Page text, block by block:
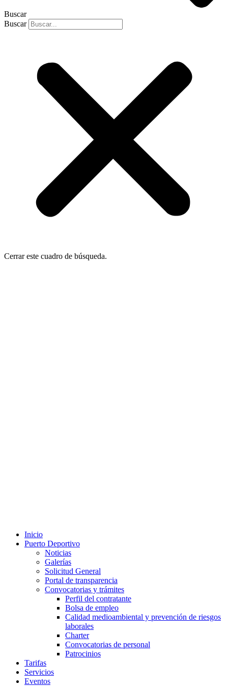
Buscar
Buscar
Cerrar este cuadro de búsqueda.
Inicio
Puerto Deportivo
Noticias
Galerías
Solicitud General
Portal de transparencia
Convocatorias y trámites
Perfil del contratante
Bolsa de empleo
Calidad medioambiental y prevención de riesgos
laborales
Charter
Convocatorias de personal
Patrocinios
Tarifas
Servicios
Eventos